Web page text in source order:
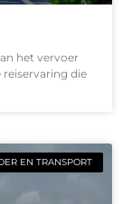
het vervoer
reiservaring die
EN TRANSPORT